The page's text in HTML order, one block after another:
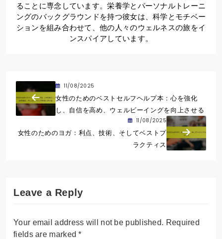
ることに専念しています。栄養学とパーソナルトレーニ
ングのバックグラウンドを持つ彼女は、科学とモチベー
ションを組み合わせて、他の人々のウェルネスの旅をイ
ンスパイアしています。
11/08/2025
女性のためのベストセルフヘルプ本：心を強化
し、自信を高め、ウェルビーイングを向上させる
11/08/2025
女性のためのヨガ：利点、技術、そしてベストプ
ラクティス
Leave a Reply
Your email address will not be published. Required
fields are marked*